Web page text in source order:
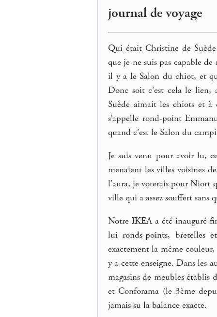
journal de voyage
Qui était Christine de
que je ne suis pas capable
il y a le Salon du chiot, et
Donc soit c’est cela le
Suède aimait les chiots et
s’appelle rond-point
quand c’est le Salon du
Je suis venu pour avoir lu,
menaient les villes voisines
l’aura, je voterais pour Niort
ville qui a assez souffert sans
Notre IKEA a été inauguré
lui ronds-points, bretelles
exactement la même
y a cette enseigne. Dans les
magasins de meubles
et Conforama (le 3ème
jamais su la balance exacte.